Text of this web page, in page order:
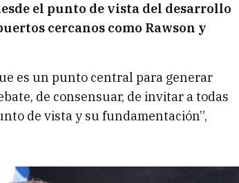
el punto de vista del desarrollo
cercanos como Rawson y
es un punto central para generar
de consensuar, de invitar a todas
de vista y su fundamentación”,